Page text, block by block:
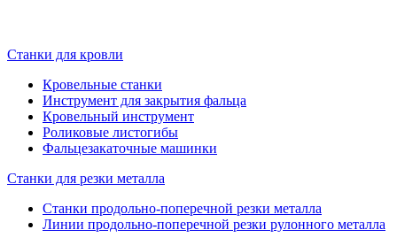
Станки для кровли
Кровельные станки
Инструмент для закрытия фальца
Кровельный инструмент
Роликовые листогибы
Фальцезакаточные машинки
Станки для резки металла
Станки продольно-поперечной резки металла
Линии продольно-поперечной резки рулонного металла